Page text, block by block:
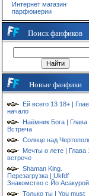
Интернет магазин
парфюмерии
Поиск фанфиков
Новые фанфики
Ей всего 13 18+ |
начало
Наёмник Бога | Глава
Встреча
Солнце над
Мечты о лете | Глава
встрече
Shaman King.
Перезагрузка | Ukfdf
Знакомство с Йо Асакурой
Только ты | You must